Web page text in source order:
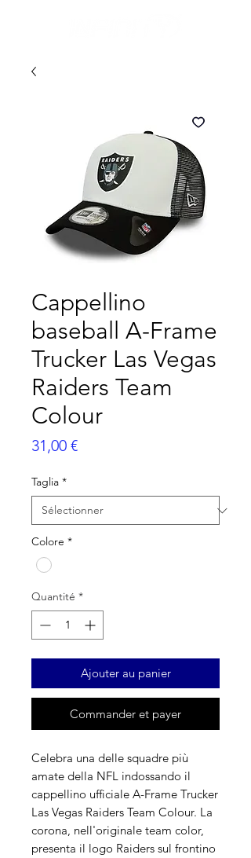
Cappellino
baseball A-Frame
Trucker Las Vegas
Raiders Team
Colour
31,00 €Prix
Taglia *
Colore *
Quantité *
Ajouter au panier
Commander et payer
Celebra una delle squadre più
amate della NFL indossando il
cappellino ufficiale A-Frame Trucker
Las Vegas Raiders Team Colour. La
corona, nell'originale team color,
presenta il logo Raiders sul frontino